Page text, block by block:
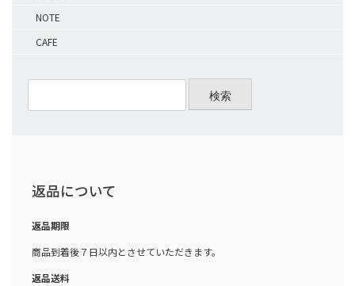
NOTE
CAFE
検索
返品について
返品期限
商品到着後７日以内とさせていただきます。
返品送料